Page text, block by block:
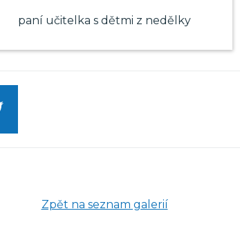
paní učitelka s dětmi z nedělky
Zpět na seznam galerií